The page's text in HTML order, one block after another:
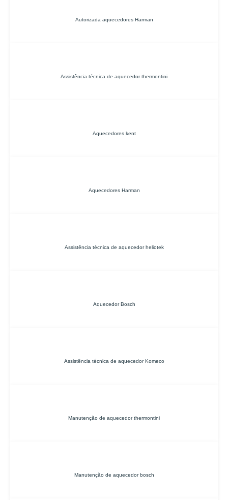
Autorizada aquecedores Harman
Assistência técnica de aquecedor thermontini
Aquecedores kent
Aquecedores Harman
Assistência técnica de aquecedor heliotek
Aquecedor Bosch
Assistência técnica de aquecedor Komeco
Manutenção de aquecedor thermontini
Manutenção de aquecedor bosch